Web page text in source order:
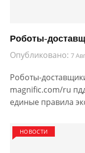
Роботы-
Опубликовано: 7
Роботы-
magnific.com/ru
единые правила
НОВОСТИ